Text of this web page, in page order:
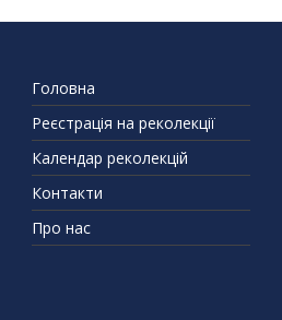
Головна
Реєстрація на реколекції
Календар реколекцій
Контакти
Про нас